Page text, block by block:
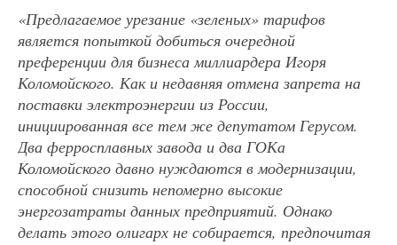
«Предлагаемое урезание «зеленых» тарифов
является попыткой добиться очередной
преференции для бизнеса миллиардера Игоря
Коломойского. Как и недавняя отмена запрета на
поставки электроэнергии из России,
инициированная все тем же депутатом Герусом.
Два ферросплавных завода и два ГОКа
Коломойского давно нуждаются в модернизации,
способной снизить непомерно высокие
энергозатраты данных предприятий. Однако
делать этого олигарх не собирается, предпочитая